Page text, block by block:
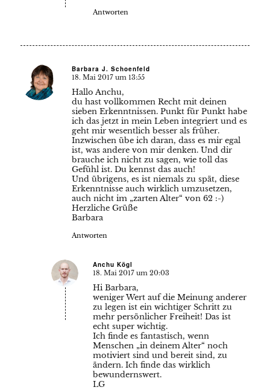
Antworten
Barbara J. Schoenfeld
18. Mai 2017 um 13:55
Hallo Anchu,
du hast vollkommen Recht mit deinen
sieben Erkenntnissen. Punkt für Punkt habe
ich das jetzt in mein Leben integriert und es
geht mir wesentlich besser als früher.
Inzwischen übe ich daran, dass es mir egal
ist, was andere von mir denken. Und dir
brauche ich nicht zu sagen, wie toll das
Gefühl ist. Du kennst das auch!
Und übrigens, es ist niemals zu spät, diese
Erkenntnisse auch wirklich umzusetzen,
auch nicht im „zarten Alter“ von 62 :-)
Herzliche Grüße
Barbara
Antworten
Anchu Kögl
18. Mai 2017 um 20:03
Hi Barbara,
weniger Wert auf die Meinung anderer
zu legen ist ein wichtiger Schritt zu
mehr persönlicher Freiheit! Das ist
echt super wichtig.
Ich finde es fantastisch, wenn
Menschen „in deinem Alter“ noch
motiviert sind und bereit sind, zu
ändern. Ich finde das wirklich
bewundernswert.
LG